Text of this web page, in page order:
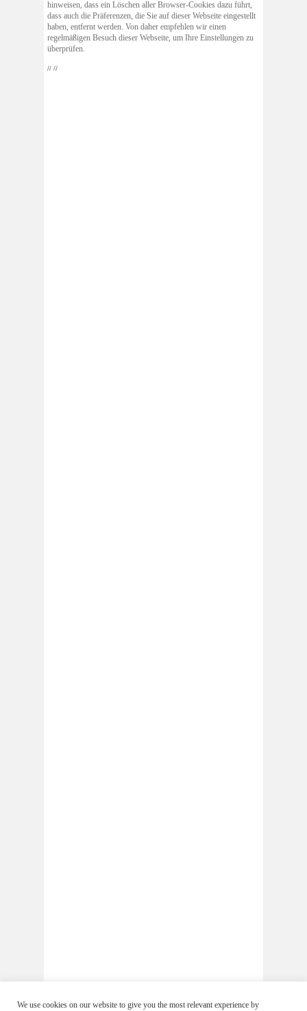
We use cookies on our website to give you the most relevant experience by